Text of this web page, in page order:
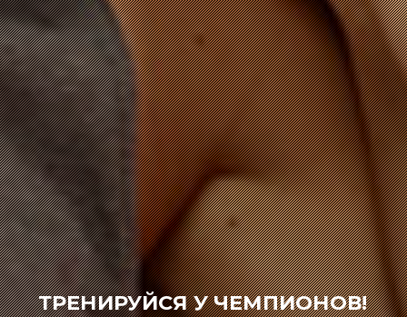
ТРЕНИРУЙСЯ У ЧЕМПИОНОВ!